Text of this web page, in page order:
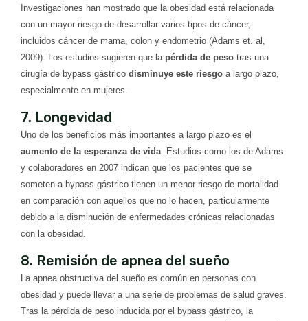
Investigaciones han mostrado que la obesidad está relacionada
con un mayor riesgo de desarrollar varios tipos de cáncer,
incluidos cáncer de mama, colon y endometrio (Adams et. al,
2009). Los estudios sugieren que la pérdida de peso tras una
cirugía de bypass gástrico disminuye este riesgo a largo plazo,
especialmente en mujeres.
7. Longevidad
Uno de los beneficios más importantes a largo plazo es el
aumento de la esperanza de vida. Estudios como los de Adams
y colaboradores en 2007 indican que los pacientes que se
someten a bypass gástrico tienen un menor riesgo de mortalidad
en comparación con aquellos que no lo hacen, particularmente
debido a la disminución de enfermedades crónicas relacionadas
con la obesidad.
8. Remisión de apnea del sueño
La apnea obstructiva del sueño es común en personas con
obesidad y puede llevar a una serie de problemas de salud graves.
Tras la pérdida de peso inducida por el bypass gástrico, la